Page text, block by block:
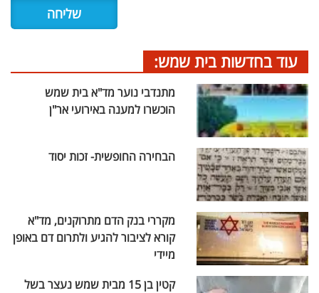
עוד בחדשות בית שמש:
מתנדבי נוער מד"א בית שמש
הוכשרו למענה באירועי אר"ן
הבחירה החופשית- זכות יסוד
מקררי בנק הדם מתרוקנים, מד"א
קורא לציבור להגיע ולתרום דם באופן
מיידי
קטין בן 15 מבית שמש נעצר בשל